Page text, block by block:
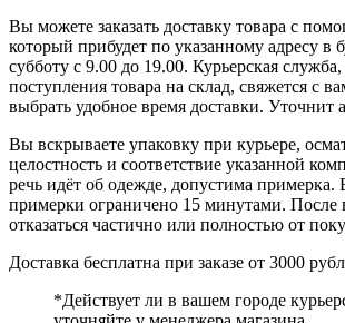
Вы можете заказать доставку товара с
который прибудет по указанному адресу в
субботу с 9.00 до 19.00. Курьерская
поступления товара на склад, свяжется с
выбрать удобное время доставки. Уточнит
Вы вскрываете упаковку при курьере,
целостность и соответствие указанной
речь идёт об одежде, допустима примерка.
примерки ограничено 15 минутами. После
отказаться частично или полностью от
Доставка бесплатна при заказе от 3000
*Действует ли в вашем городе